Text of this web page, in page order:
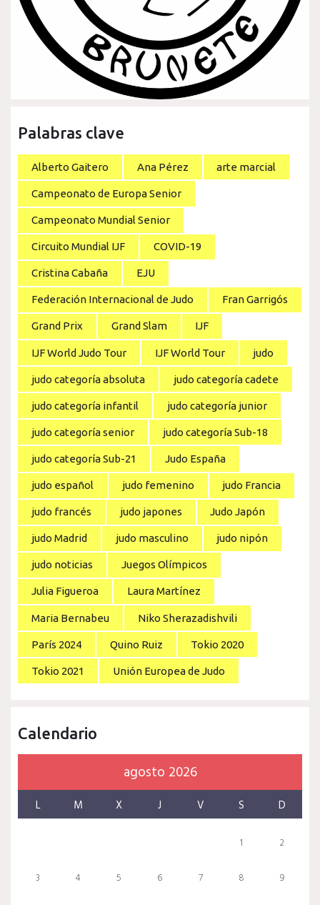
Palabras clave
Alberto Gaitero Ana Pérez arte marcial
Campeonato de Europa Senior
Campeonato Mundial Senior
Circuito Mundial IJF COVID-19
Cristina Cabaña EJU
Federación Internacional de Judo Fran Garrigós
Grand Prix Grand Slam IJF
IJF World Judo Tour IJF World Tour judo
judo categoría absoluta judo categoría cadete
judo categoría infantil judo categoría junior
judo categoría senior judo categoría Sub-18
judo categoría Sub-21 Judo España
judo español judo femenino judo Francia
judo francés judo japones Judo Japón
judo Madrid judo masculino judo nipón
judo noticias Juegos Olímpicos
Julia Figueroa Laura Martínez
Maria Bernabeu Niko Sherazadishvili
París 2024 Quino Ruiz Tokio 2020
Tokio 2021 Unión Europea de Judo
Calendario
agosto 2026
L M X J V S D
1 2
3 4 5 6 7 8 9